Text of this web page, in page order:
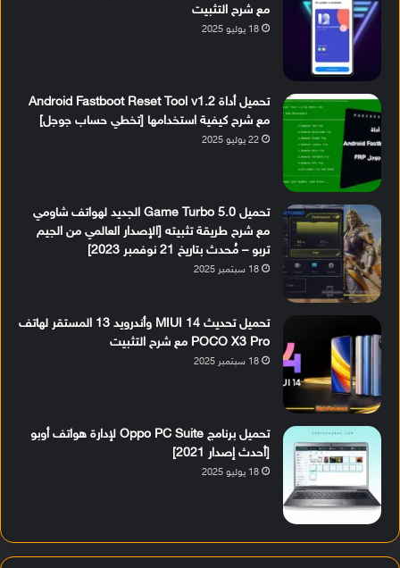
مع شرح التثبيت
18 يوليو 2025
تحميل أداة Android Fastboot Reset Tool v1.2
مع شرح كيفية استخدامها [تخطي حساب جوجل]
22 يوليو 2025
تحميل Game Turbo 5.0 الجديد لهواتف شاومي
مع شرح طريقة تثبيته [الإصدار العالمي من الجيم
تربو – مُحدث بتاريخ 21 نوفمبر 2023]
18 سبتمبر 2025
تحميل تحديث MIUI 14 وأندرويد 13 المستقر لهاتف
POCO X3 Pro مع شرح التثبيت
18 سبتمبر 2025
تحميل برنامج Oppo PC Suite لإدارة هواتف أوبو
[أحدث إصدار 2021]
18 يوليو 2025